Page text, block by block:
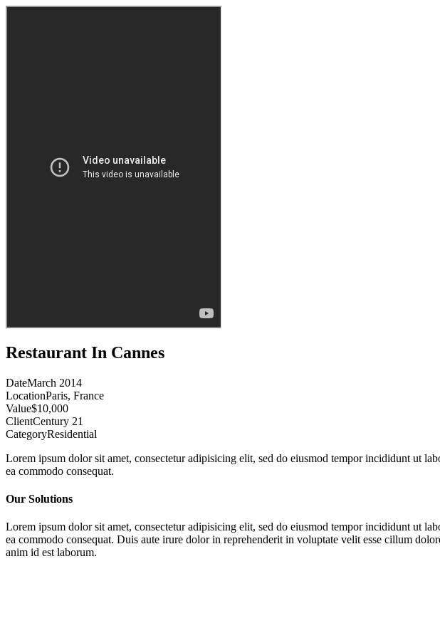
Restaurant In Cannes
DateMarch 2014
LocationParis, France
Value$10,000
ClientCentury 21
CategoryResidential
Lorem ipsum dolor sit amet, consectetur adipisicing elit, sed do eiusmod tempor incididunt ut
ea commodo consequat.
Our Solutions
Lorem ipsum dolor sit amet, consectetur adipisicing elit, sed do eiusmod tempor incididunt ut
ea commodo consequat. Duis aute irure dolor in reprehenderit in voluptate velit esse cillum
anim id est laborum.